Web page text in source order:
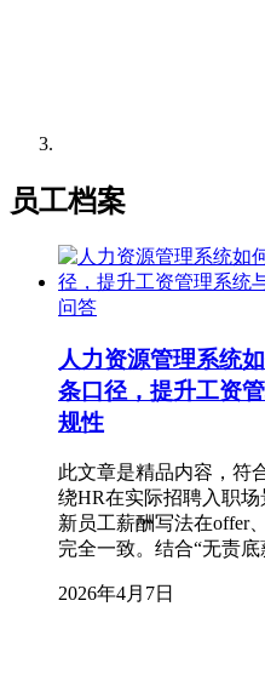
员工档案
问答
人力资源管理系统
条口径，提升工资
规性
此文章是精品内容，符
绕HR在实际招聘入职场
新员工薪酬写法在offer
完全一致。结合“无责
2026年4月7日